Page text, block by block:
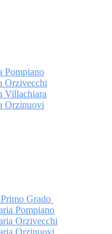
Pompiano
Orzivecchi
Villachiara
Orzinuovi
Grado
Pompiano
Orzivecchi